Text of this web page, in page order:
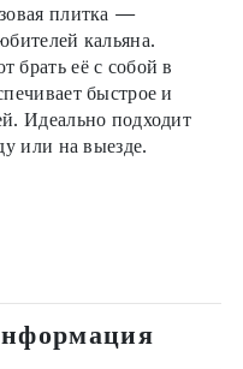
плитка —
кальяна.
брать её с собой в
быстрое и
Идеально подходит
или на выезде.